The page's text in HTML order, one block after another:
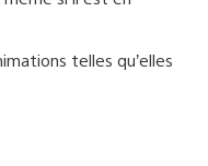
telles qu’elles